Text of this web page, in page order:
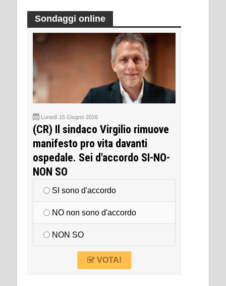
Sondaggi online
Lunedì 15 Giugno 2026
(CR) Il sindaco Virgilio rimuove
manifesto pro vita davanti
ospedale. Sei d'accordo SI-NO-
NON SO
SI sono d'accordo
NO non sono d'accordo
NON SO
VOTA!